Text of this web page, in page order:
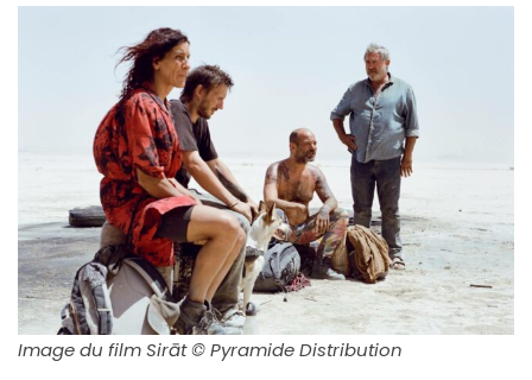
Image du film Sirāt © Pyramide Distribution